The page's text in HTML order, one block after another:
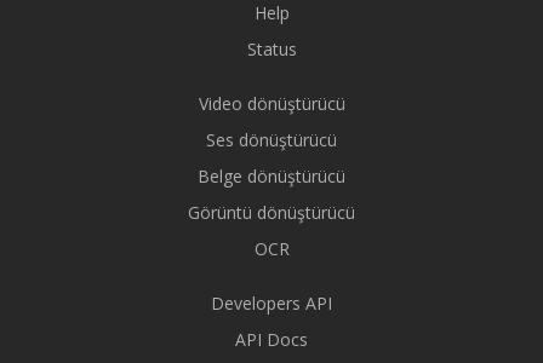
Help
Status
Video dönüştürücü
Ses dönüştürücü
Belge dönüştürücü
Görüntü dönüştürücü
OCR
Developers API
API Docs